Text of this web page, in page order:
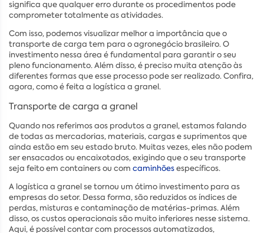
significa que qualquer erro durante os procedimentos pode
comprometer totalmente as atividades.
Com isso, podemos visualizar melhor a importância que o
transporte de carga tem para o agronegócio brasileiro. O
investimento nessa área é fundamental para garantir o seu
pleno funcionamento. Além disso, é preciso muita atenção às
diferentes formas que esse processo pode ser realizado. Confira,
agora, como é feita a logística a granel.
Transporte de carga a granel
Quando nos referimos aos produtos a granel, estamos falando
de todas as mercadorias, materiais, cargas e suprimentos que
ainda estão em seu estado bruto. Muitas vezes, eles não podem
ser ensacados ou encaixotados, exigindo que o seu transporte
seja feito em containers ou com caminhõesespecíficos.
A logística a granel se tornou um ótimo investimento para as
empresas do setor. Dessa forma, são reduzidos os índices de
perdas, misturas e contaminação de matérias-primas. Além
disso, os custos operacionais são muito inferiores nesse sistema.
Aqui, é possível contar com processos automatizados,